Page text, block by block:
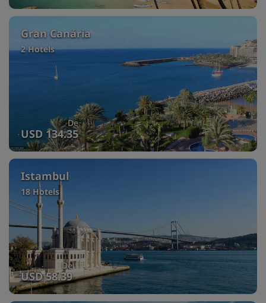
Gran Canária
2 Hotels
De
USD 134.35
Istambul
18 Hotels
De
USD 58.39